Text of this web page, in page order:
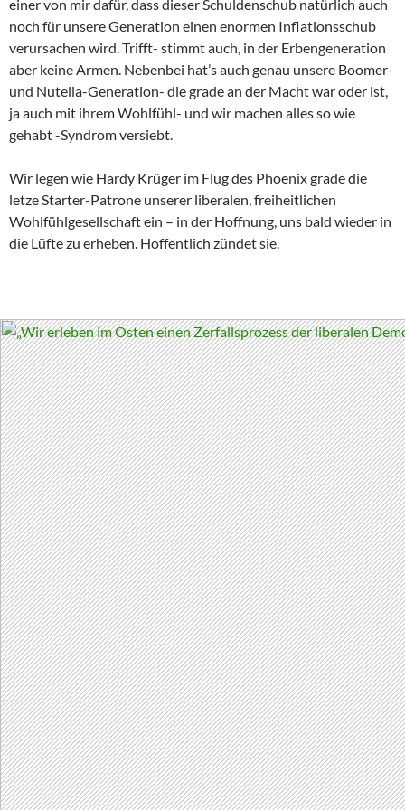
einer von mir dafür, dass dieser Schuldenschub natürlich auch
noch für unsere Generation einen enormen Inflationsschub
verursachen wird. Trifft- stimmt auch, in der Erbengeneration
aber keine Armen. Nebenbei hat’s auch genau unsere Boomer-
und Nutella-Generation- die grade an der Macht war oder ist,
ja auch mit ihrem Wohlfühl- und wir machen alles so wie
gehabt -Syndrom versiebt.
Wir legen wie Hardy Krüger im Flug des Phoenix grade die
letze Starter-Patrone unserer liberalen, freiheitlichen
Wohlfühlgesellschaft ein – in der Hoffnung, uns bald wieder in
die Lüfte zu erheben. Hoffentlich zündet sie.